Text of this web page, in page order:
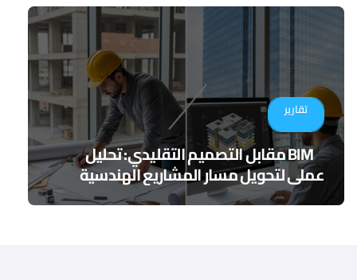
تقارير
BIM مقابل التصميم التقليدي: تحليل
عملي لتحويل مسار المشاريع الهندسية